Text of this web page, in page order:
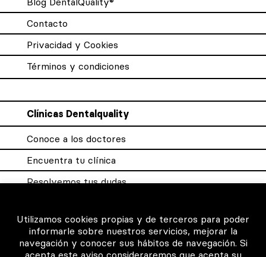
Contacto
Privacidad y Cookies
Términos y condiciones
Clínicas Dentalquality
Conoce a los doctores
Encuentra tu clínica
Resolvemos tus dudas
Para los profesionales
Utilizamos cookies propias y de terceros para poder
informarle sobre nuestros servicios, mejorar la
navegación y conocer sus hábitos de navegación. Si
acepta este aviso consideraremos que acepta su